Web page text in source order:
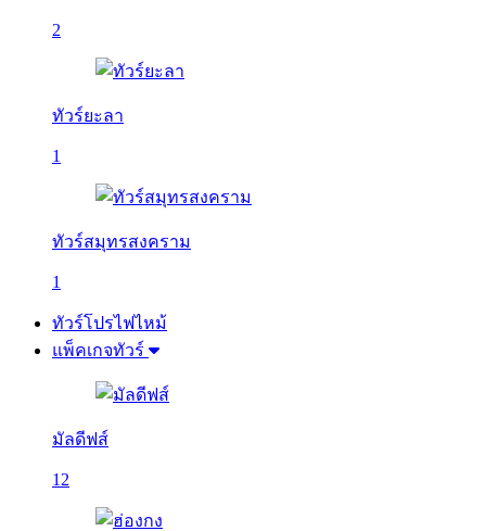
2
ทัวร์ยะลา
1
ทัวร์สมุทรสงคราม
1
ทัวร์โปรไฟไหม้
แพ็คเกจทัวร์
มัลดีฟส์
12